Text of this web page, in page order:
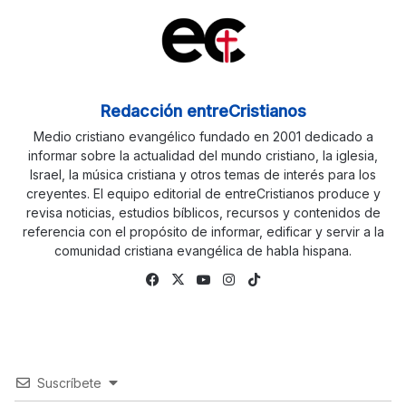
Redacción entreCristianos
Medio cristiano evangélico fundado en 2001 dedicado a
informar sobre la actualidad del mundo cristiano, la iglesia,
Israel, la música cristiana y otros temas de interés para los
creyentes. El equipo editorial de entreCristianos produce y
revisa noticias, estudios bíblicos, recursos y contenidos de
referencia con el propósito de informar, edificar y servir a la
comunidad cristiana evangélica de habla hispana.
Facebook
X YouTubeInstagram
Suscríbete